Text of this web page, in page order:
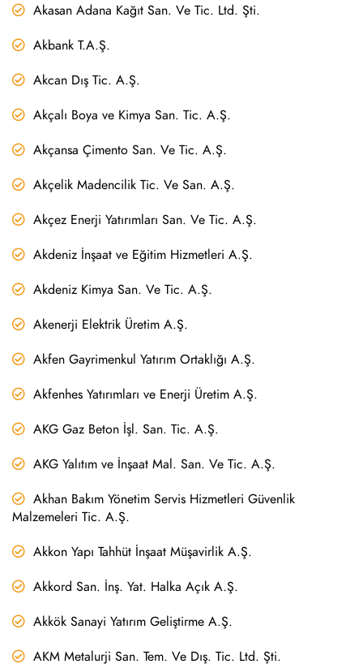
Akasan Adana Kağıt San. Ve Tic. Ltd. Şti.
Akbank T.A.Ş.
Akcan Dış Tic. A.Ş.
Akçalı Boya ve Kimya San. Tic. A.Ş.
Akçansa Çimento San. Ve Tic. A.Ş.
Akçelik Madencilik Tic. Ve San. A.Ş.
Akçez Enerji Yatırımları San. Ve Tic. A.Ş.
Akdeniz İnşaat ve Eğitim Hizmetleri A.Ş.
Akdeniz Kimya San. Ve Tic. A.Ş.
Akenerji Elektrik Üretim A.Ş.
Akfen Gayrimenkul Yatırım Ortaklığı A.Ş.
Akfenhes Yatırımları ve Enerji Üretim A.Ş.
AKG Gaz Beton İşl. San. Tic. A.Ş.
AKG Yalıtım ve İnşaat Mal. San. Ve Tic. A.Ş.
Akhan Bakım Yönetim Servis Hizmetleri Güvenlik
Malzemeleri Tic. A.Ş.
Akkon Yapı Tahhüt İnşaat Müşavirlik A.Ş.
Akkord San. İnş. Yat. Halka Açık A.Ş.
Akkök Sanayi Yatırım Geliştirme A.Ş.
AKM Metalurji San. Tem. Ve Dış. Tic. Ltd. Şti.